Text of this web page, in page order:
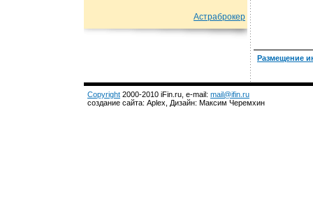
Астраброкер
Размещение
Copyright 2000-2010 iFin.ru, e-mail: mail@ifin.ru
создание сайта: Aplex, Дизайн: Максим Черемхин